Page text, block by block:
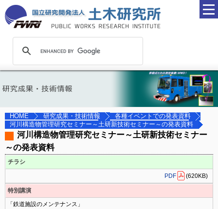
HOME 研究成果・技術情報
各種イベントでの発表資料
河川構造物管理研究セミナー～土研新技術セミナー～の発表資料
河川構造物管理研究セミナー～土研新技術セミナー
～の発表資料
チラシ
PDF (620KB)
特別講演
「鉄道施設のメンテナンス」